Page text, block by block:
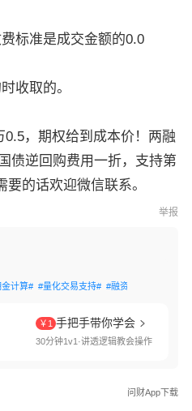
标准是成交金额的0.0
收取的。
，期权给到成本价！两融
债逆回购费用一折，支持第
的话欢迎微信联系。
举报
计算# #量化交易支持# #融资融券办理#
￥1 手把手带你学会
30分钟1v1·讲透逻辑教会操作
问财App下载